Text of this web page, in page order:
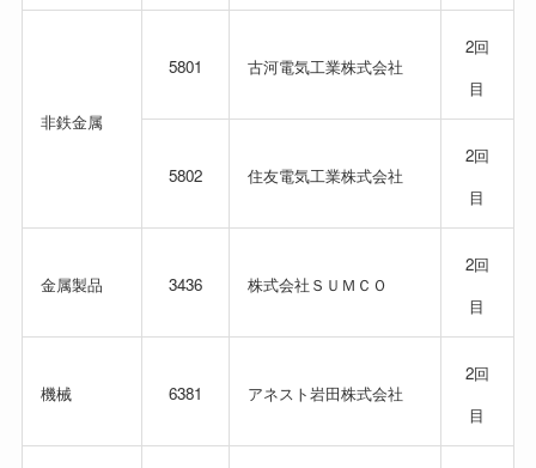
非鉄金属
5801 古河電気工業株式会社
2回
目
5802 住友電気工業株式会社
2回
目
金属製品 3436 株式会社ＳＵＭＣＯ
2回
目
機械 6381 アネスト岩田株式会社
2回
目